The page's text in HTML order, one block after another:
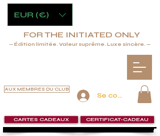
Se connecter
AUX MEMBRES DU CLUB
CARTES CADEAUX CERTIFICAT-CADEAU
FOR THE INITIATED ONLY
— Édition limitée. Valeur suprême. Luxe sincère. —
EUR (€)